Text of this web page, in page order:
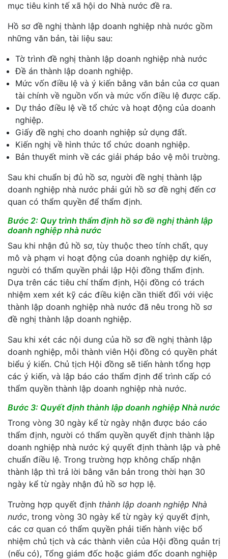
mục tiêu kinh tế xã hội do Nhà nước đề ra.
Hồ sơ đề nghị thành lập doanh nghiệp nhà nước gồm
những văn bản, tài liệu sau:
Tờ trình đề nghị thành lập doanh nghiệp nhà nước
Đề án thành lập doanh nghiệp.
Mức vốn điều lệ và ý kiến bằng văn bản của cơ quan
tài chính về nguồn vốn và mức vốn điều lệ được cấp.
Dự thảo điều lệ về tổ chức và hoạt động của doanh
nghiệp.
Giấy đề nghị cho doanh nghiệp sử dụng đất.
Kiến nghị về hình thức tổ chức doanh nghiệp.
Bản thuyết minh về các giải pháp bảo vệ môi trường.
Sau khi chuẩn bị đủ hồ sơ, người đề nghị thành lập
doanh nghiệp nhà nước phải gửi hồ sơ đề nghị đến cơ
quan có thẩm quyền để thẩm định.
Bước 2: Quy trình thẩm định hồ sơ đề nghị thành lập
doanh nghiệp nhà nước
Sau khi nhận đủ hồ sơ, tùy thuộc theo tính chất, quy
mô và phạm vi hoạt động của doanh nghiệp dự kiến,
người có thẩm quyền phải lập Hội đồng thẩm định.
Dựa trên các tiêu chí thẩm định, Hội đồng có trách
nhiệm xem xét kỹ các điều kiện cần thiết đối với việc
thành lập doanh nghiệp nhà nước đã nêu trong hồ sơ
đề nghị thành lập doanh nghiệp.
Sau khi xét các nội dung của hồ sơ đề nghị thành lập
doanh nghiệp, mỗi thành viên Hội đồng có quyền phát
biểu ý kiến. Chủ tịch Hội đồng sẽ tiến hành tổng hợp
các ý kiến, và lập báo cáo thẩm định để trình cấp có
thẩm quyền thành lập doanh nghiệp nhà nước.
Bước 3: Quyết định thành lập doanh nghiệp Nhà nước
Trong vòng 30 ngày kể từ ngày nhận được báo cáo
thẩm định, người có thẩm quyền quyết định thành lập
doanh nghiệp nhà nước ký quyết định thành lập và phê
chuẩn điều lệ. Trong trường hợp không chấp nhận
thành lập thì trả lời bằng văn bản trong thời hạn 30
ngày kể từ ngày nhận đủ hồ sơ hợp lệ.
Trường hợp quyết định thành lập doanh nghiệp Nhà
nước, trong vòng 30 ngày kể từ ngày ký quyết định,
các cơ quan có thẩm quyền phải tiến hành việc bổ
nhiệm chủ tịch và các thành viên của Hội đồng quản trị
(nếu có), Tổng giám đốc hoặc giám đốc doanh nghiệp